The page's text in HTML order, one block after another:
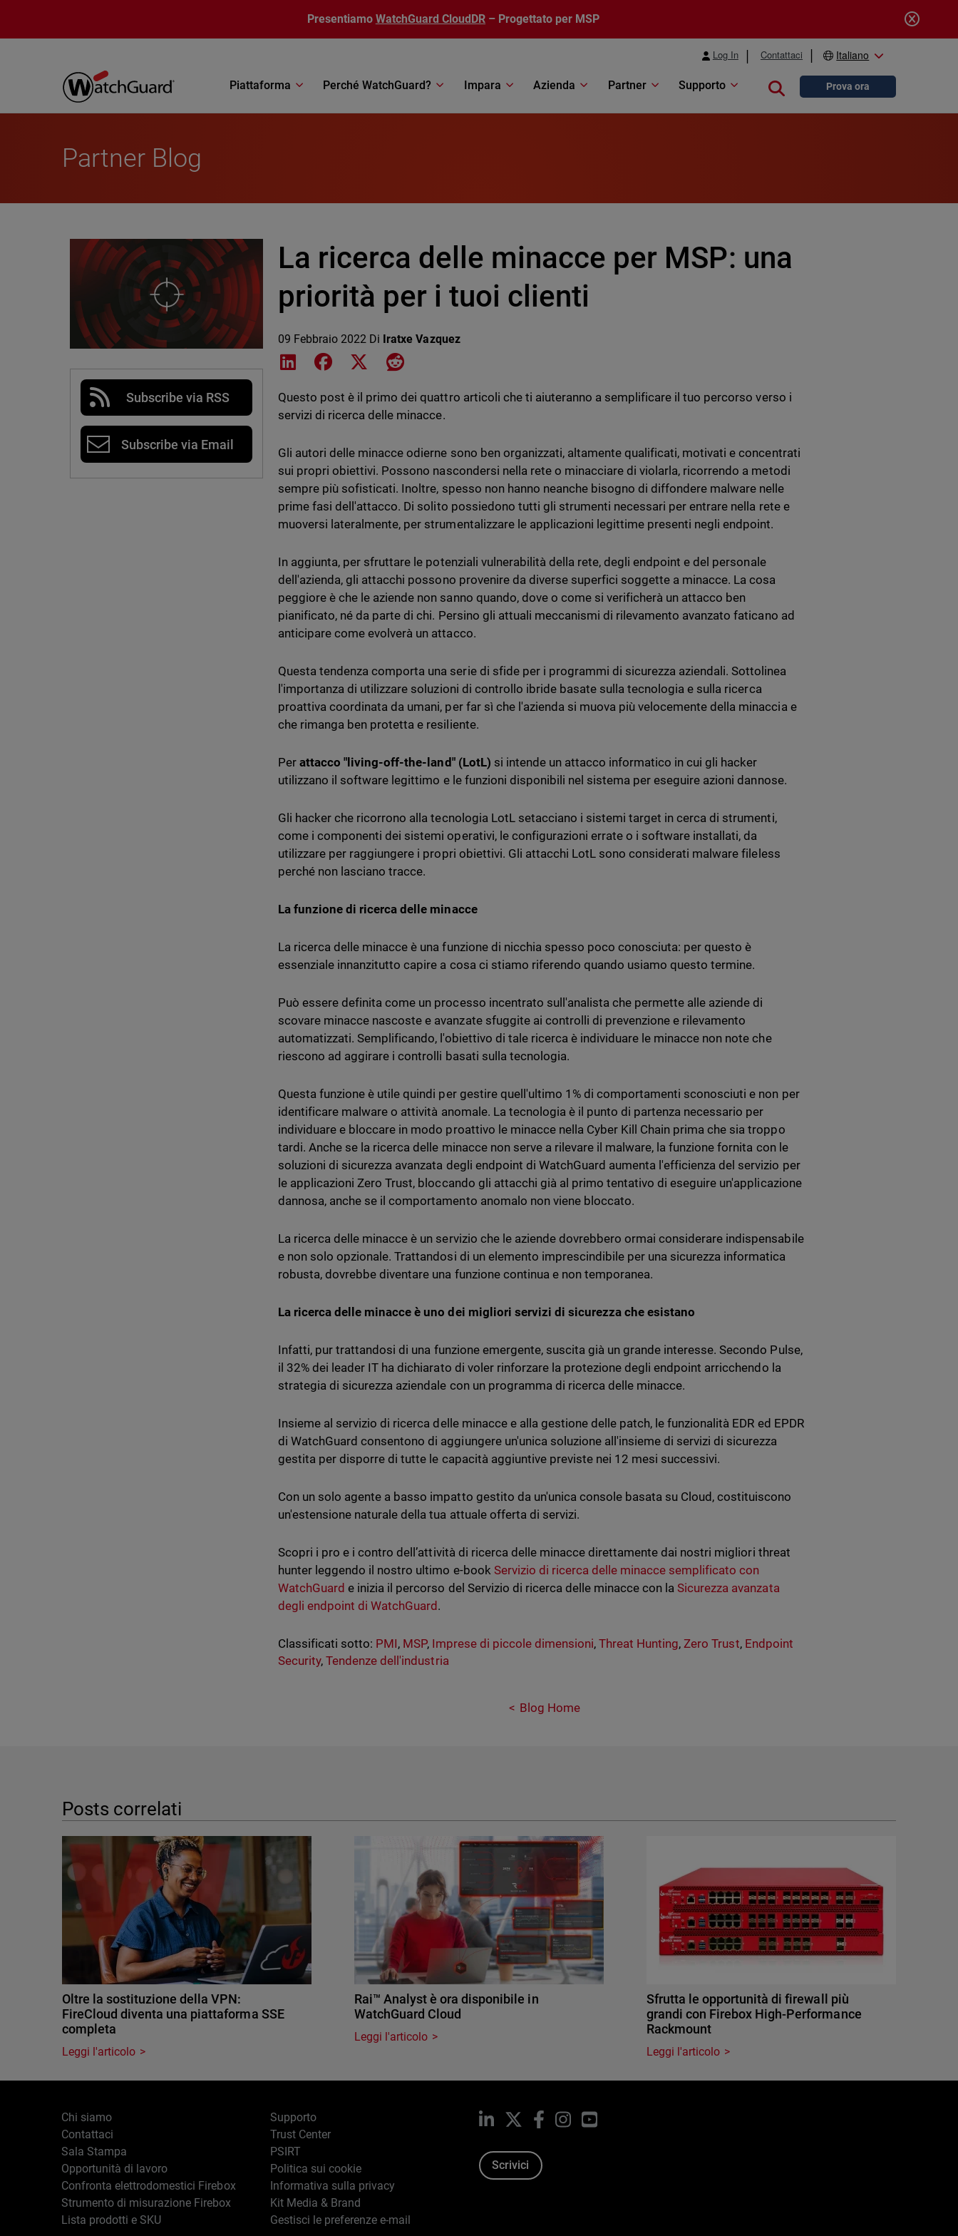
Presentiamo WatchGuard CloudDR – Progettato per MSP
Log In Contattaci Italiano
Piattaforma Perché WatchGuard? Impara Azienda Partner Supporto Close searchProva ora
Partner Blog
Subscribe via RSS
Subscribe via Email
La ricerca delle minacce per MSP: una
priorità per i tuoi clienti
09 Febbraio 2022 Di Iratxe Vazquez
Share on LinkedIn
Share on Facebook
Share on XShare on Reddit
Questo post è il primo dei quattro articoli che ti aiuteranno a semplificare il tuo percorso verso i
servizi di ricerca delle minacce.
Gli autori delle minacce odierne sono ben organizzati, altamente qualificati, motivati e concentrati
sui propri obiettivi. Possono nascondersi nella rete o minacciare di violarla, ricorrendo a metodi
sempre più sofisticati. Inoltre, spesso non hanno neanche bisogno di diffondere malware nelle
prime fasi dell'attacco. Di solito possiedono tutti gli strumenti necessari per entrare nella rete e
muoversi lateralmente, per strumentalizzare le applicazioni legittime presenti negli endpoint.
In aggiunta, per sfruttare le potenziali vulnerabilità della rete, degli endpoint e del personale
dell'azienda, gli attacchi possono provenire da diverse superfici soggette a minacce. La cosa
peggiore è che le aziende non sanno quando, dove o come si verificherà un attacco ben
pianificato, né da parte di chi. Persino gli attuali meccanismi di rilevamento avanzato faticano ad
anticipare come evolverà un attacco.
Questa tendenza comporta una serie di sfide per i programmi di sicurezza aziendali. Sottolinea
l'importanza di utilizzare soluzioni di controllo ibride basate sulla tecnologia e sulla ricerca
proattiva coordinata da umani, per far sì che l'azienda si muova più velocemente della minaccia e
che rimanga ben protetta e resiliente.
Perattacco "living-off-the-land" (LotL) si intende un attacco informatico in cui gli hacker
utilizzano il software legittimo e le funzioni disponibili nel sistema per eseguire azioni dannose.
Gli hacker che ricorrono alla tecnologia LotL setacciano i sistemi target in cerca di strumenti,
come i componenti dei sistemi operativi, le configurazioni errate o i software installati, da
utilizzare per raggiungere i propri obiettivi. Gli attacchi LotL sono considerati malware fileless
perché non lasciano tracce.
La funzione di ricerca delle minacce
La ricerca delle minacce è una funzione di nicchia spesso poco conosciuta: per questo è
essenziale innanzitutto capire a cosa ci stiamo riferendo quando usiamo questo termine.
Può essere definita come un processo incentrato sull'analista che permette alle aziende di
scovare minacce nascoste e avanzate sfuggite ai controlli di prevenzione e rilevamento
automatizzati. Semplificando, l'obiettivo di tale ricerca è individuare le minacce non note che
riescono ad aggirare i controlli basati sulla tecnologia.
Questa funzione è utile quindi per gestire quell'ultimo 1% di comportamenti sconosciuti e non per
identificare malware o attività anomale. La tecnologia è il punto di partenza necessario per
individuare e bloccare in modo proattivo le minacce nella Cyber Kill Chain prima che sia troppo
tardi. Anche se la ricerca delle minacce non serve a rilevare il malware, la funzione fornita con le
soluzioni di sicurezza avanzata degli endpoint di WatchGuard aumenta l'efficienza del servizio per
le applicazioni Zero Trust, bloccando gli attacchi già al primo tentativo di eseguire un'applicazione
dannosa, anche se il comportamento anomalo non viene bloccato.
La ricerca delle minacce è un servizio che le aziende dovrebbero ormai considerare indispensabile
e non solo opzionale. Trattandosi di un elemento imprescindibile per una sicurezza informatica
robusta, dovrebbe diventare una funzione continua e non temporanea.
La ricerca delle minacce è uno dei migliori servizi di sicurezza che esistano
Infatti, pur trattandosi di una funzione emergente, suscita già un grande interesse. Secondo Pulse,
il 32% dei leader IT ha dichiarato di voler rinforzare la protezione degli endpoint arricchendo la
strategia di sicurezza aziendale con un programma di ricerca delle minacce.
Insieme al servizio di ricerca delle minacce e alla gestione delle patch, le funzionalità EDR ed EPDR
di WatchGuard consentono di aggiungere un'unica soluzione all'insieme di servizi di sicurezza
gestita per disporre di tutte le capacità aggiuntive previste nei 12 mesi successivi.
Con un solo agente a basso impatto gestito da un'unica console basata su Cloud, costituiscono
un'estensione naturale della tua attuale offerta di servizi.
Scopri i pro e i contro dell’attività di ricerca delle minacce direttamente dai nostri migliori threat
hunter leggendo il nostro ultimo e-book Servizio di ricerca delle minacce semplificato con
WatchGuard e inizia il percorso del Servizio di ricerca delle minacce con laSicurezza avanzata
degli endpoint di WatchGuard .
Classificati sotto: PMI, MSP, Imprese di piccole dimensioni,Threat Hunting,Zero Trust, Endpoint
Security,Tendenze dell'industria
Blog Home
Posts correlati
Oltre la sostituzione della VPN:
FireCloud diventa una piattaforma SSE
completa
Leggi l'articolo
Rai™ Analyst è ora disponibile in
WatchGuard Cloud
Leggi l'articolo
Sfrutta le opportunità di firewall più
grandi con Firebox High-Performance
Rackmount
Leggi l'articolo
Chi siamo
Contattaci
Sala Stampa
Opportunità di lavoro
Confronta elettrodomestici Firebox
Strumento di misurazione Firebox
Lista prodotti e SKU
Supporto
Trust Center
PSIRT
Politica sui cookie
Informativa sulla privacy
Kit Media & Brand
Gestisci le preferenze e-mail
LinkedIn Facebook
InstagramYouTube
Scrivici